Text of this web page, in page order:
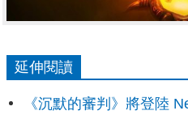
延伸閱讀
《沉默的審判》將登陸